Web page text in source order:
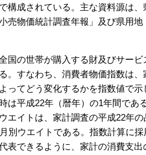
成されている。主な資料源は
売物価統計調査年報」及び県用
の世帯が購入する財及びサービ
。すなわち、消費者物価指数は
ってどう変化するかを指数値で
は平成22年（暦年）の1年間であ
エイトは、家計調査の平成22年
別ウエイトである。指数計算に
表できるように、家計の消費支